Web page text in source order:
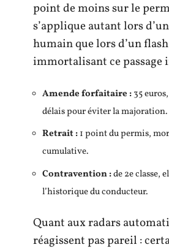
point de moins sur le
s’applique autant lors
humain que lors d’un flash
immortalisant ce
Amende forfaitaire :35
délais pour éviter la majoration.
Retrait :1 point du permis,
cumulative.
Contravention :de 2e classe,
l’historique du conducteur.
Quant aux radars
réagissent pas pareil :